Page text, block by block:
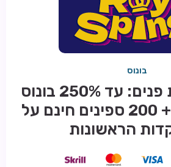
בונוס
חבילת קבלת פנים: עד 250% בונוס
עד €2,000 + 200 ספינים חינם על
הראשונות